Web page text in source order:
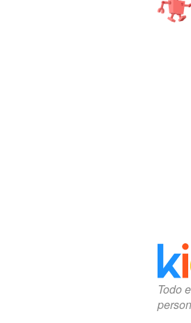
Todo